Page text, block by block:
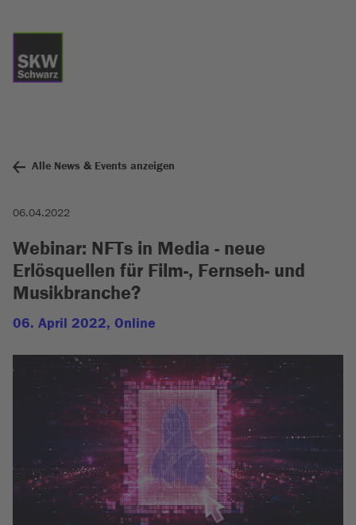
Alle News & Events anzeigen
06.04.2022
Webinar: NFTs in Media - neue
Erlösquellen für Film-, Fernseh- und
Musikbranche?
06. April 2022, Online